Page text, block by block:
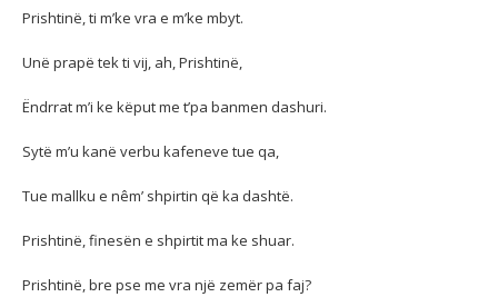
Prishtinë, ti m’ke vra e m’ke mbyt.
Unë prapë tek ti vij, ah, Prishtinë,
Ëndrrat m’i ke këput me t’pa banmen dashuri.
Sytë m’u kanë verbu kafeneve tue qa,
Tue mallku e nêm’ shpirtin që ka dashtë.
Prishtinë, finesën e shpirtit ma ke shuar.
Prishtinë, bre pse me vra një zemër pa faj?